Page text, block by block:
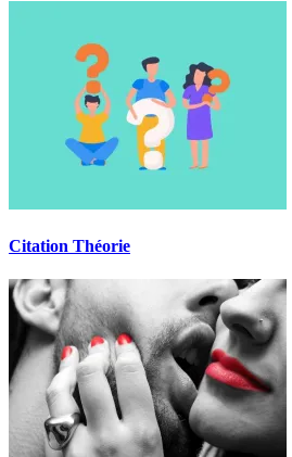
Citation Théorie